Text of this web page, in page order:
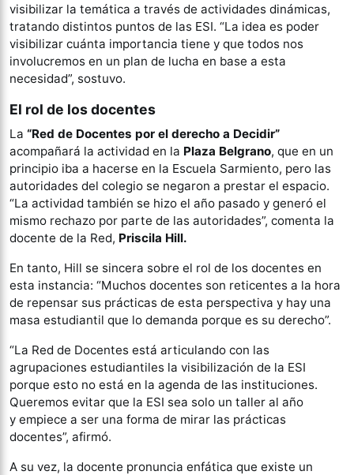
visibilizar la temática a través de actividades dinámicas,
tratando distintos puntos de las ESI. “La idea es poder
visibilizar cuánta importancia tiene y que todos nos
involucremos en un plan de lucha en base a esta
necesidad”, sostuvo.
El rol de los docentes
La “Red de Docentes por el derecho a Decidir”
acompañará la actividad en la Plaza Belgrano, que en un
principio iba a hacerse en la Escuela Sarmiento, pero las
autoridades del colegio se negaron a prestar el espacio.
“La actividad también se hizo el año pasado y generó el
mismo rechazo por parte de las autoridades”, comenta la
docente de la Red, Priscila Hill.
En tanto, Hill se sincera sobre el rol de los docentes en
esta instancia: “Muchos docentes son reticentes a la hora
de repensar sus prácticas de esta perspectiva y hay una
masa estudiantil que lo demanda porque es su derecho”.
“La Red de Docentes está articulando con las
agrupaciones estudiantiles la visibilización de la ESI
porque esto no está en la agenda de las instituciones.
Queremos evitar que la ESI sea solo un taller al año
y empiece a ser una forma de mirar las prácticas
docentes”, afirmó.
A su vez, la docente pronuncia enfática que existe un